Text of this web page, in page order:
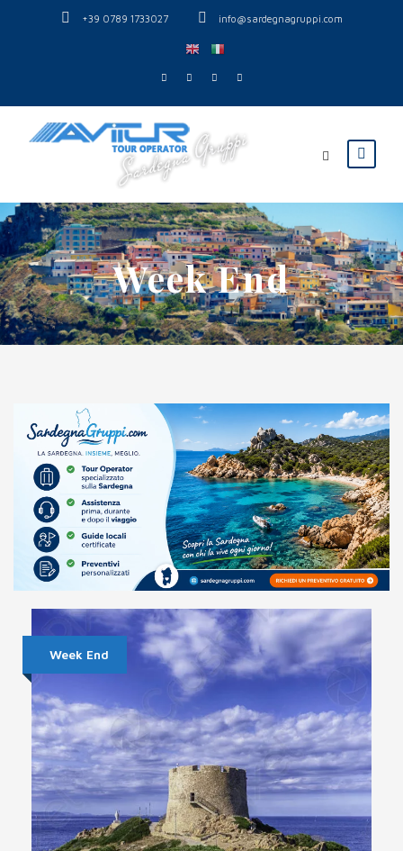
+39 0789 1733027 info@sardegnagruppi.com
Week End
Week End